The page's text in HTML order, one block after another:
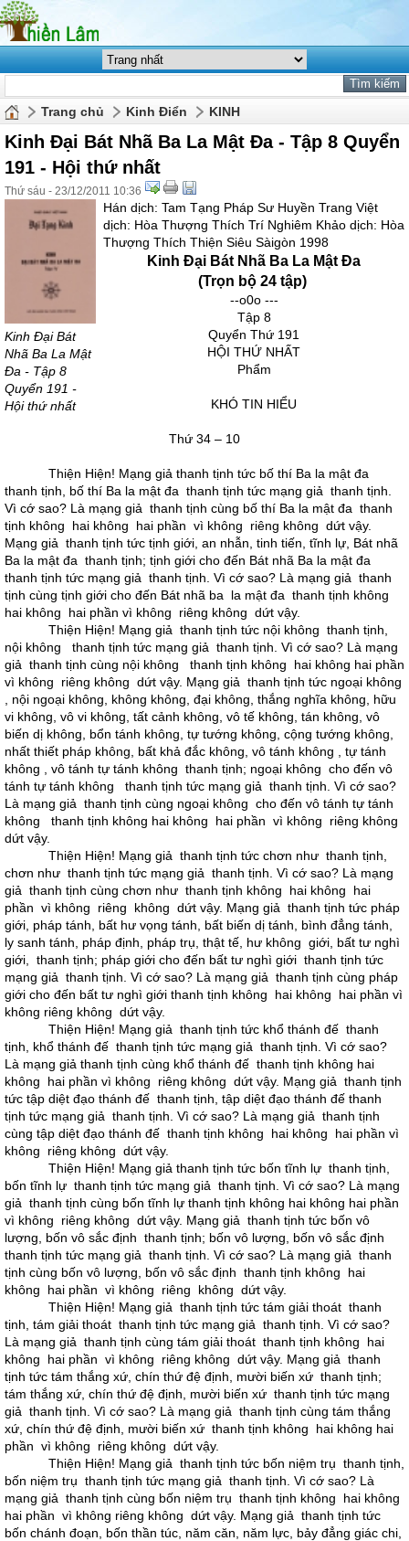
Trang chủ Kinh Điển KINH
Kinh Đại Bát Nhã Ba La Mật Đa - Tập 8 Quyển
191 - Hội thứ nhất
Thứ sáu - 23/12/2011 10:36
Kinh Đại Bát
Nhã Ba La Mật
Đa - Tập 8
Quyển 191 -
Hội thứ nhất
Hán dịch: Tam Tạng Pháp Sư Huyền Trang Việt
dịch: Hòa Thượng Thích Trí Nghiêm Khảo dịch: Hòa
Thượng Thích Thiện Siêu Sàigòn 1998
Kinh Đại Bát Nhã Ba La Mật Đa
(Trọn bộ 24 tập)
--o0o ---
Tập 8
Quyển Thứ 191
HỘI THỨ NHẤT
Phẩm
KHÓ TIN HIỂU
Thứ 34 – 10
Thiện Hiện! Mạng giả thanh tịnh tức bố thí Ba la mật đa
thanh tịnh, bố thí Ba la mật đa thanh tịnh tức mạng giả thanh tịnh.
Vì cớ sao? Là mạng giả thanh tịnh cùng bố thí Ba la mật đa thanh
tịnh không hai không hai phần vì không riêng không dứt vậy.
Mạng giả thanh tịnh tức tịnh giới, an nhẫn, tinh tiến, tĩnh lự, Bát nhã
Ba la mật đa thanh tịnh; tịnh giới cho đến Bát nhã Ba la mật đa
thanh tịnh tức mạng giả thanh tịnh. Vì cớ sao? Là mạng giả thanh
tịnh cùng tịnh giới cho đến Bát nhã ba la mật đa thanh tịnh không
hai không hai phần vì không riêng không dứt vậy.
Thiện Hiện! Mạng giả thanh tịnh tức nội không thanh tịnh,
nội không thanh tịnh tức mạng giả thanh tịnh. Vì cớ sao? Là mạng
giả thanh tịnh cùng nội không thanh tịnh không hai không hai phần
vì không riêng không dứt vậy. Mạng giả thanh tịnh tức ngoại không
, nội ngoại không, không không, đại không, thắng nghĩa không, hữu
vi không, vô vi không, tất cảnh không, vô tế không, tán không, vô
biến dị không, bổn tánh không, tự tướng không, cộng tướng không,
nhất thiết pháp không, bất khả đắc không, vô tánh không , tự tánh
không , vô tánh tự tánh không thanh tịnh; ngoại không cho đến vô
tánh tự tánh không thanh tịnh tức mạng giả thanh tịnh. Vì cớ sao?
Là mạng giả thanh tịnh cùng ngoại không cho đến vô tánh tự tánh
không thanh tịnh không hai không hai phần vì không riêng không
dứt vậy.
Thiện Hiện! Mạng giả thanh tịnh tức chơn như thanh tịnh,
chơn như thanh tịnh tức mạng giả thanh tịnh. Vì cớ sao? Là mạng
giả thanh tịnh cùng chơn như thanh tịnh không hai không hai
phần vì không riêng không dứt vậy. Mạng giả thanh tịnh tức pháp
giới, pháp tánh, bất hư vọng tánh, bất biến dị tánh, bình đẳng tánh,
ly sanh tánh, pháp định, pháp trụ, thật tế, hư không giới, bất tư nghì
giới, thanh tịnh; pháp giới cho đến bất tư nghì giới thanh tịnh tức
mạng giả thanh tịnh. Vì cớ sao? Là mạng giả thanh tịnh cùng pháp
giới cho đến bất tư nghì giới thanh tịnh không hai không hai phần vì
không riêng không dứt vậy.
Thiện Hiện! Mạng giả thanh tịnh tức khổ thánh đế thanh
tịnh, khổ thánh đế thanh tịnh tức mạng giả thanh tịnh. Vì cớ sao?
Là mạng giả thanh tịnh cùng khổ thánh đế thanh tịnh không hai
không hai phần vì không riêng không dứt vậy. Mạng giả thanh tịnh
tức tập diệt đạo thánh đế thanh tịnh, tập diệt đạo thánh đế thanh
tịnh tức mạng giả thanh tịnh. Vì cớ sao? Là mạng giả thanh tịnh
cùng tập diệt đạo thánh đế thanh tịnh không hai không hai phần vì
không riêng không dứt vậy.
Thiện Hiện! Mạng giả thanh tịnh tức bốn tĩnh lự thanh tịnh,
bốn tĩnh lự thanh tịnh tức mạng giả thanh tịnh. Vì cớ sao? Là mạng
giả thanh tịnh cùng bốn tĩnh lự thanh tịnh không hai không hai phần
vì không riêng không dứt vậy. Mạng giả thanh tịnh tức bốn vô
lượng, bốn vô sắc định thanh tịnh; bốn vô lượng, bốn vô sắc định
thanh tịnh tức mạng giả thanh tịnh. Vì cớ sao? Là mạng giả thanh
tịnh cùng bốn vô lượng, bốn vô sắc định thanh tịnh không hai
không hai phần vì không riêng không dứt vậy.
Thiện Hiện! Mạng giả thanh tịnh tức tám giải thoát thanh
tịnh, tám giải thoát thanh tịnh tức mạng giả thanh tịnh. Vì cớ sao?
Là mạng giả thanh tịnh cùng tám giải thoát thanh tịnh không hai
không hai phần vì không riêng không dứt vậy. Mạng giả thanh
tịnh tức tám thắng xứ, chín thứ đệ định, mười biến xứ thanh tịnh;
tám thắng xứ, chín thứ đệ định, mười biến xứ thanh tịnh tức mạng
giả thanh tịnh. Vì cớ sao? Là mạng giả thanh tịnh cùng tám thắng
xứ, chín thứ đệ định, mười biến xứ thanh tịnh không hai không hai
phần vì không riêng không dứt vậy.
Thiện Hiện! Mạng giả thanh tịnh tức bốn niệm trụ thanh tịnh,
bốn niệm trụ thanh tịnh tức mạng giả thanh tịnh. Vì cớ sao? Là
mạng giả thanh tịnh cùng bốn niệm trụ thanh tịnh không hai không
hai phần vì không riêng không dứt vậy. Mạng giả thanh tịnh tức
bốn chánh đoạn, bốn thần túc, năm căn, năm lực, bảy đẳng giác chi,